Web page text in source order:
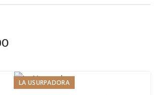
LA USURPADORA